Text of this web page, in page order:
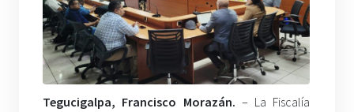
Tegucigalpa, Francisco Morazán. – La Fiscalía